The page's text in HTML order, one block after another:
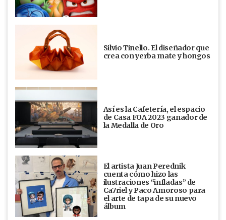
Silvio Tinello. El diseñador que
crea con yerba mate y hongos
Así es la Cafetería, el espacio
de Casa FOA 2023 ganador de
la Medalla de Oro
El artista Juan Perednik
cuenta cómo hizo las
ilustraciones “infladas” de
Ca7riel y Paco Amoroso para
el arte de tapa de su nuevo
álbum